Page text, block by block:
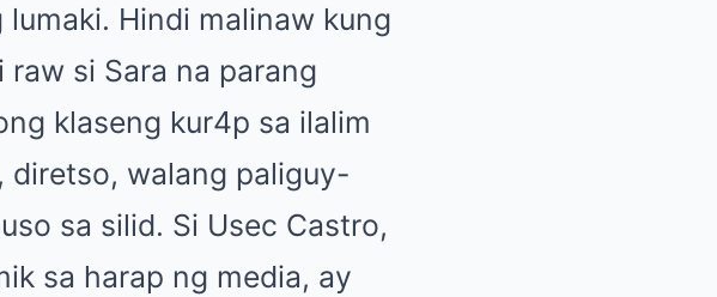
Hindi malinaw kung
si Sara na parang
klaseng kur4p sa ilalim
walang paliguy-
sa silid. Si Usec Castro,
sa harap ng media, ay